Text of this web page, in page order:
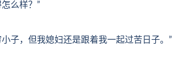
么样？”
子，但我媳妇还是跟着我一起过苦日子。”